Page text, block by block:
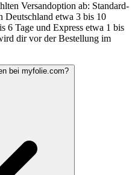
Versandoption ab: Standard-
Deutschland etwa 3 bis 10
6 Tage und Express etwa 1 bis
dir vor der Bestellung im
bei myfolie.com?